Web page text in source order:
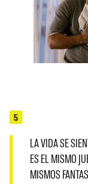
5
LA VIDA SE
ES EL MISMO
MISMOS